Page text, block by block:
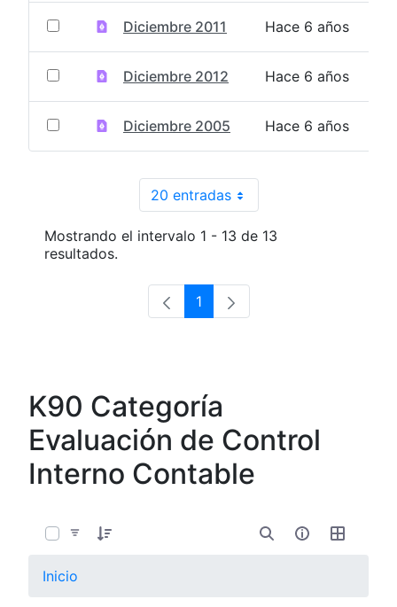
Diciembre 2011 Hace 6 años
Diciembre 2012 Hace 6 años
Diciembre 2005 Hace 6 años
20 entradasPor página
Mostrando el intervalo 1 - 13 de 13
resultados.
Página
1
K90 Categoría
Evaluación de Control
Interno Contable
Inicio